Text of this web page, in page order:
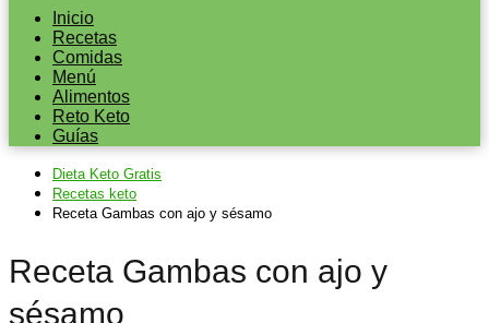
Inicio
Recetas
Comidas
Menú
Alimentos
Reto Keto
Guías
Dieta Keto Gratis
Recetas keto
Receta Gambas con ajo y sésamo
Receta Gambas con ajo y
sésamo